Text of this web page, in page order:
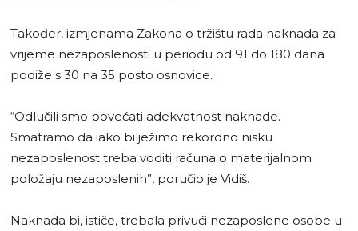
Također, izmjenama Zakona o tržištu rada naknada za
vrijeme nezaposlenosti u periodu od 91 do 180 dana
podiže s 30 na 35 posto osnovice.
“Odlučili smo povećati adekvatnost naknade.
Smatramo da iako bilježimo rekordno nisku
nezaposlenost treba voditi računa o materijalnom
položaju nezaposlenih”, poručio je Vidiš.
Naknada bi, ističe, trebala privući nezaposlene osobe u